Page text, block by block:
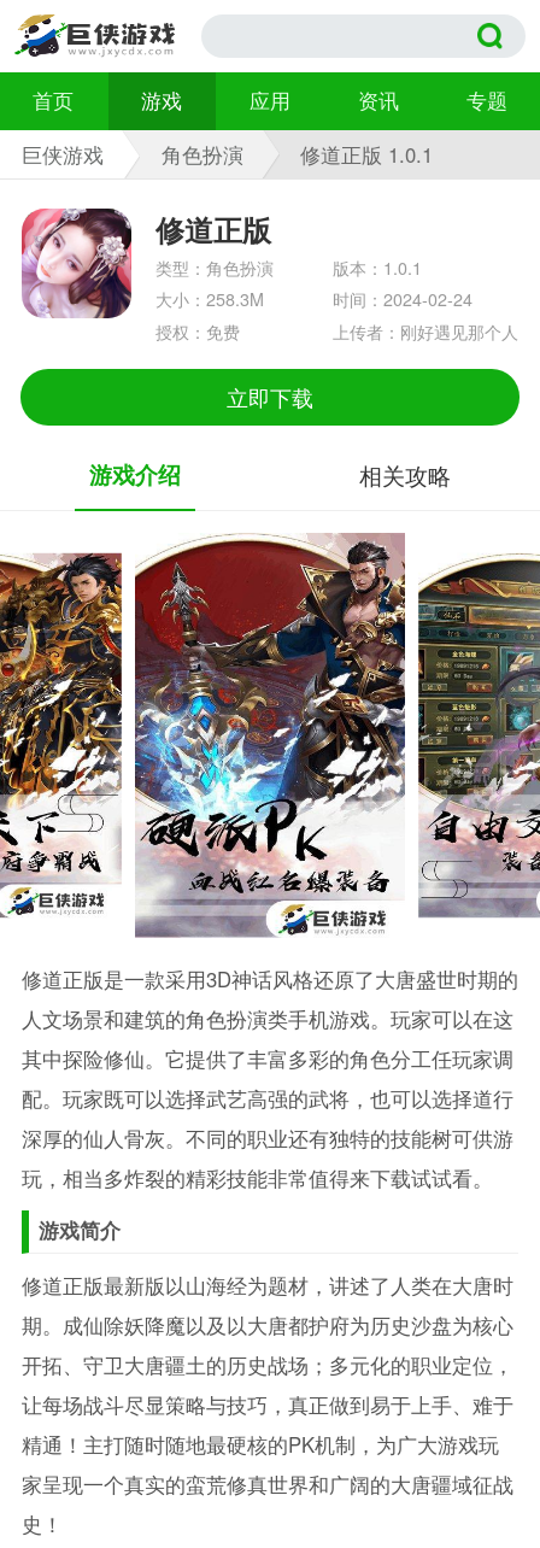
首页 游戏 应用 资讯
专题
巨侠游戏
角色扮演 修道正版 1.0.1
修道正版
类型：角色扮演
版本：1.0.1
大小：258.3M
时间：2024-02-24
授权：免费
上传者：刚好遇见那个人
立即下载
游戏介绍 相关攻略
修道正版是一款采用3D神话风格还原了大唐盛世时期的
人文场景和建筑的角色扮演类手机游戏。玩家可以在这
其中探险修仙。它提供了丰富多彩的角色分工任玩家调
配。玩家既可以选择武艺高强的武将，也可以选择道行
深厚的仙人骨灰。不同的职业还有独特的技能树可供游
玩，相当多炸裂的精彩技能非常值得来下载试试看。
游戏简介
修道正版最新版以山海经为题材，讲述了人类在大唐时
期。成仙除妖降魔以及以大唐都护府为历史沙盘为核心
开拓、守卫大唐疆土的历史战场；多元化的职业定位，
让每场战斗尽显策略与技巧，真正做到易于上手、难于
精通！主打随时随地最硬核的PK机制，为广大游戏玩
家呈现一个真实的蛮荒修真世界和广阔的大唐疆域征战
史！